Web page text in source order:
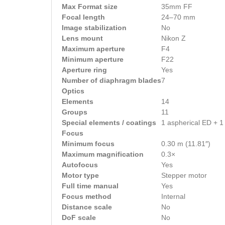
Max Format size
35mm FF
Focal length
24–70 mm
Image stabilization
No
Lens mount
Nikon Z
Maximum aperture
F4
Minimum aperture
F22
Aperture ring
Yes
Number of diaphragm blades7
Optics
Elements
14
Groups
11
Special elements / coatings
1 aspherical ED +
Focus
Minimum focus
0.30 m (11.81″)
Maximum magnification
0.3×
Autofocus
Yes
Motor type
Stepper motor
Full time manual
Yes
Focus method
Internal
Distance scale
No
DoF scale
No